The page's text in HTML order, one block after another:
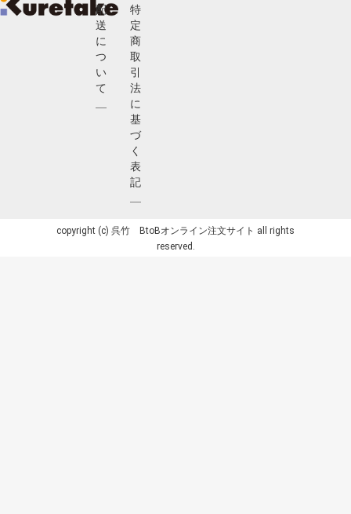
配
送
に
つ
い
て
特
定
商
取
引
法
に
基
づ
く
表
記
copyright (c) 呉竹 BtoBオンライン注文サイト all rights
reserved.